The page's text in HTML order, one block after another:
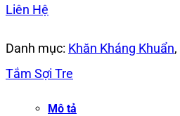
Liên Hệ
Danh mục: Khăn Kháng Khuẩn,
Tắm Sợi Tre
Mô tả